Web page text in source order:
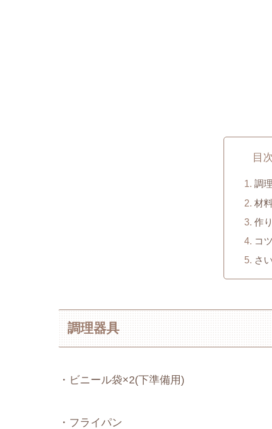
目次
調
材
作
コツ
さ
調理器具
・ビニール袋×2(下準備用)
・フライパン